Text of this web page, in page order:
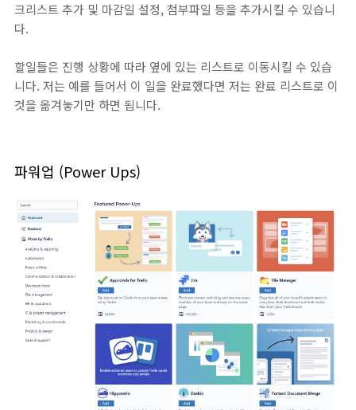
크리스트 추가 및 마감일 설정, 첨부파일 등을 추가시킬 수 있습니
다.
할일들은 진행 상황에 따라 옆에 있는 리스트로 이동시킬 수 있습
니다. 저는 예를 들어서 이 일을 완료했다면 저는 완료 리스트로 이
것을 옮겨놓기만 하면 됩니다.
파워업 (Power Ups)